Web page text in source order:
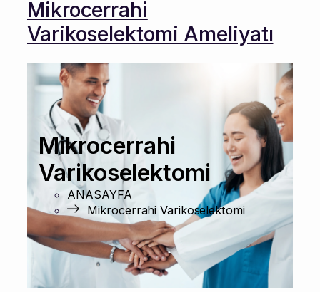
Mikrocerrahi
Varikoselektomi Ameliyatı
Mikrocerrahi
Varikoselektomi
ANASAYFA
Mikrocerrahi Varikoselektomi